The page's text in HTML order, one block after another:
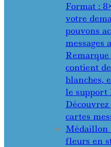
Format :
votre
pouvons
messages
contient
blanches,
le support
cartes
Médaillon
fleurs en